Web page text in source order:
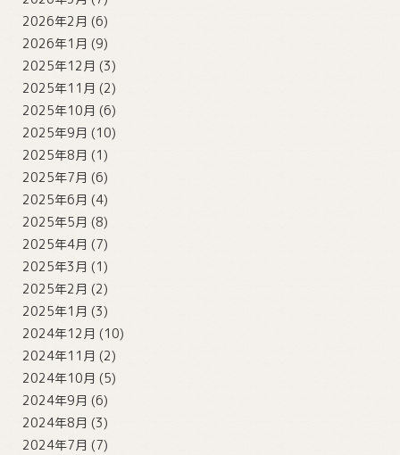
2026年2月 (6)
2026年1月 (9)
2025年12月 (3)
2025年11月 (2)
2025年10月 (6)
2025年9月 (10)
2025年8月 (1)
2025年7月 (6)
2025年6月 (4)
2025年5月 (8)
2025年4月 (7)
2025年3月 (1)
2025年2月 (2)
2025年1月 (3)
2024年12月 (10)
2024年11月 (2)
2024年10月 (5)
2024年9月 (6)
2024年8月 (3)
2024年7月 (7)